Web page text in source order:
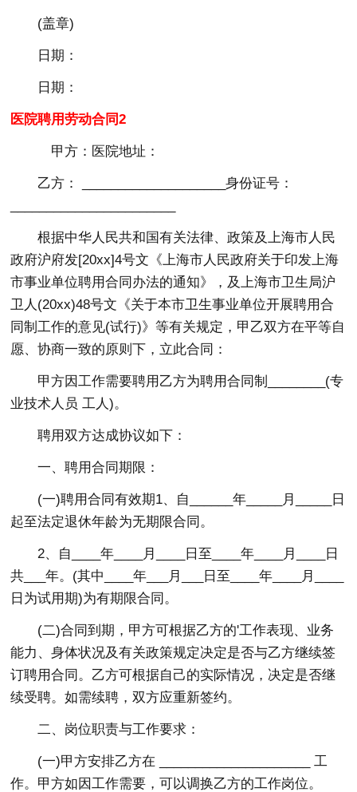
(盖章)
日期：
日期：
医院聘用劳动合同2
甲方：医院地址：
乙方： ____________________身份证号：
根据中华人民共和国有关法律、政策及上海市人民
政府沪府发[20xx]4号文《上海市人民政府关于印发上海
市事业单位聘用合同办法的通知》，及上海市卫生局沪
卫人(20xx)48号文《关于本市卫生事业单位开展聘用合
同制工作的意见(试行)》等有关规定，甲乙双方在平等自
愿、协商一致的原则下，立此合同：
甲方因工作需要聘用乙方为聘用合同制________(专
业技术人员 工人)。
聘用双方达成协议如下：
一、聘用合同期限：
(一)聘用合同有效期1、自______年_____月_____日
起至法定退休年龄为无期限合同。
2、自____年____月____日至____年____月____日
共___年。(其中____年___月___日至____年____月____
日为试用期)为有期限合同。
(二)合同到期，甲方可根据乙方的'工作表现、业务
能力、身体状况及有关政策规定决定是否与乙方继续签
订聘用合同。乙方可根据自己的实际情况，决定是否继
续受聘。如需续聘，双方应重新签约。
二、岗位职责与工作要求：
(一)甲方安排乙方在 _____________________ 工
作。甲方如因工作需要，可以调换乙方的工作岗位。